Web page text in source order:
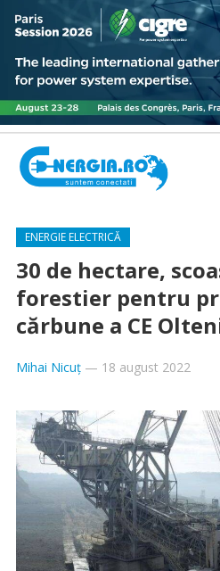
ENERGIE ELECTRICĂ
30 de hectare,
forestier pentru
cărbune a CE
Mihai Nicuț— 18 august 2022